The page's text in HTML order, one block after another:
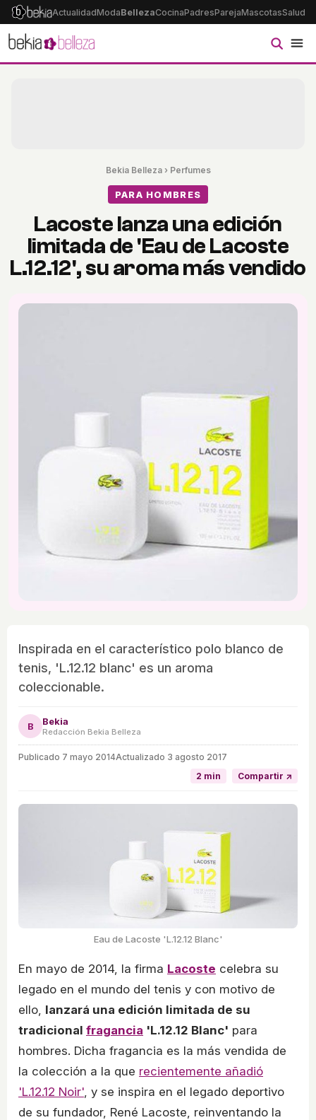
ActualidadModaBellezaCocinaPadresParejaMascotasSalud
Bekia Belleza› Perfumes
PARA HOMBRES
Lacoste lanza una edición
limitada de 'Eau de Lacoste
L.12.12', su aroma más vendido
Inspirada en el característico polo blanco de
tenis, 'L.12.12 blanc' es un aroma
coleccionable.
B Bekia
Redacción Bekia Belleza
Publicado 7 mayo 2014Actualizado 3 agosto 2017
2 min
Compartir ↗
Eau de Lacoste 'L.12.12 Blanc'
En mayo de 2014, la firma Lacoste celebra su
legado en el mundo del tenis y con motivo de
ello, lanzará una edición limitada de su
tradicional fragancia 'L.12.12 Blanc' para
hombres. Dicha fragancia es la más vendida de
la colección a la que recientemente añadió
'L.12.12 Noir' , y se inspira en el legado deportivo
de su fundador, René Lacoste, reinventando la